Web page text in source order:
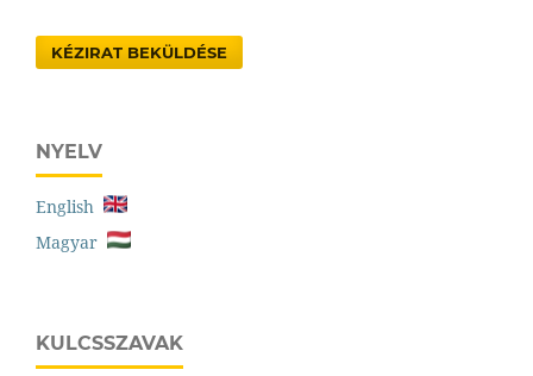
KÉZIRAT BEKÜLDÉSE
NYELV
English
Magyar
KULCSSZAVAK